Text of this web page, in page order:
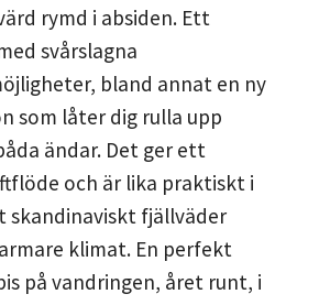
rymd i absiden. Ett
svårslagna
bland annat en ny
som låter dig rulla upp
ändar. Det ger ett
och är lika praktiskt i
skandinaviskt fjällväder
klimat. En perfekt
på vandringen, året runt, i